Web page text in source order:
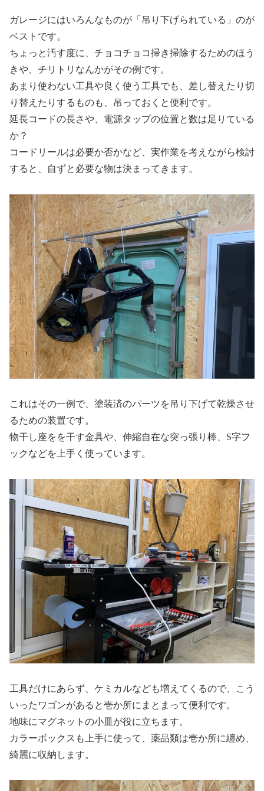
ガレージにはいろんなものが「吊り下げられている」のが
ベストです。
ちょっと汚す度に、チョコチョコ掃き掃除するためのほう
きや、チリトリなんかがその例です。
あまり使わない工具や良く使う工具でも、差し替えたり切
り替えたりするものも、吊っておくと便利です。
延長コードの長さや、電源タップの位置と数は足りている
か？
コードリールは必要か否かなど、実作業を考えながら検討
すると、自ずと必要な物は決まってきます。
これはその一例で、塗装済のパーツを吊り下げて乾燥させ
るための装置です。
物干し座をを干す金具や、伸縮自在な突っ張り棒、S字フ
ックなどを上手く使っています。
工具だけにあらず、ケミカルなども増えてくるので、こう
いったワゴンがあると壱か所にまとまって便利です。
地味にマグネットの小皿が役に立ちます。
カラーボックスも上手に使って、薬品類は壱か所に纏め、
綺麗に収納します。